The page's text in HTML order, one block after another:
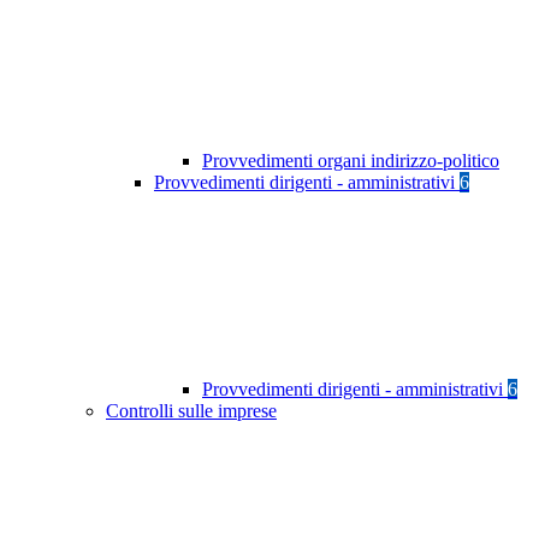
Provvedimenti organi indirizzo-politico
Provvedimenti dirigenti - amministrativi 6
Provvedimenti dirigenti - amministrativi 6
Controlli sulle imprese